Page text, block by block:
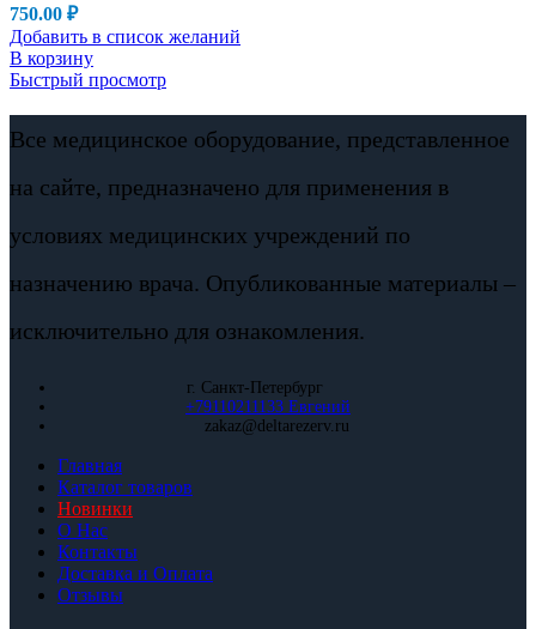
750.00 ₽
Добавить в список желаний
В корзину
Быстрый просмотр
Все медицинское оборудование, представленное
на сайте, предназначено для применения в
условиях медицинских учреждений по
назначению врача. Опубликованные материалы –
исключительно для ознакомления.
г. Санкт-Петербург
+79110211133 Евгений
zakaz@deltarezerv.ru
Главная
Каталог товаров
Новинки
О Нас
Контакты
Доставка и Оплата
Отзывы